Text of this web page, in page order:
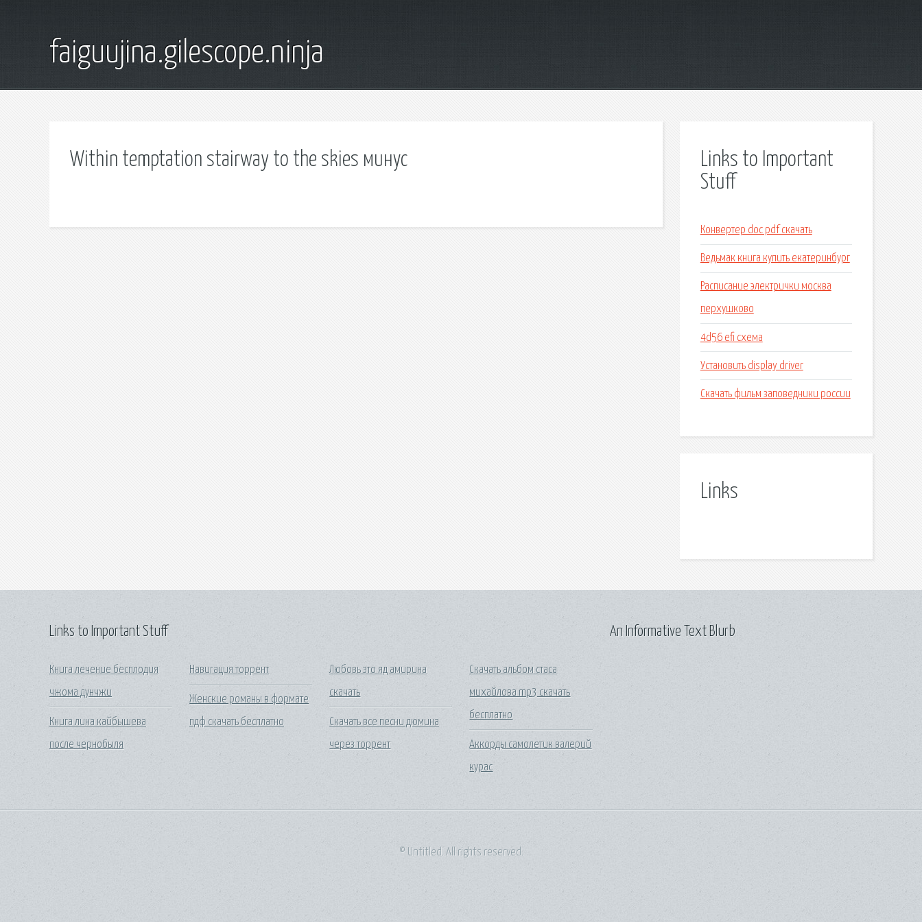
faiguujina.gilescope.ninja
Within temptation stairway to the skies минус
Links to Important
Stuff
Конвертер doc pdf скачать
Ведьмак книга купить екатеринбург
Расписание электрички москва
перхушково
4d56 efi схема
Установить display driver
Скачать фильм заповедники россии
Links
Links to Important Stuff
Книга лечение бесплодия
чжома дунчжи
Книга лина кайбышева
после чернобыля
Навигация торрент
Женские романы в формате
пдф скачать бесплатно
Любовь это яд амирина
скачать
Скачать все песни дюмина
через торрент
Скачать альбом стаса
михайлова mp3 скачать
бесплатно
Аккорды самолетик валерий
курас
An Informative Text Blurb
© Untitled. All rights reserved.